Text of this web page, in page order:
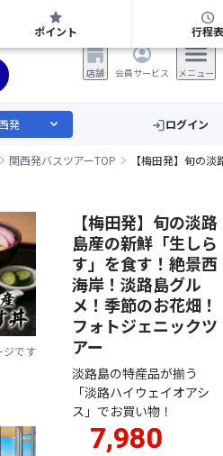
店舗 会員サービス メニュー
発 expand_more loginログイン
関西発バスツアーTOP 【梅田発】旬の
です
【梅田発】旬の淡路
島産の新鮮「生しら
す」を食す！絶景西
海岸！淡路島グル
メ！季節のお花畑！
フォトジェニックツ
アー
淡路島の特産品が揃う
「淡路ハイウェイオアシ
ス」でお買い物！
7,980
star
ポイント
schedule
行程表